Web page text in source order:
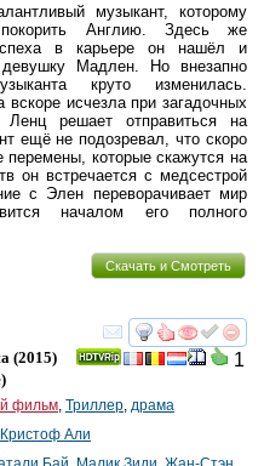
музыкант, которому
Англию. Здесь же
в карьере он нашёл и
Мадлен. Но внезапно
круто изменилась.
исчезла при загадочных
Ленц решает отправиться на
ещё не подозревал, что скоро
перемены, которые скажутся на
он встречается с медсестрой
с Элен переворачивает мир
началом его полного
Скачать и Смотреть
смотреть
1
(2015)
)
фильм Триллер драма
Кристоф Али